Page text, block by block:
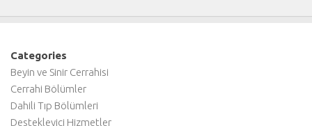
Categories
Beyin ve Sinir Cerrahisi
Cerrahi Bölümler
Dahili Tıp Bölümleri
Destekleyici Hizmetler